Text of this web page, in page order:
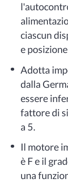
ciascun
e
Adotta
dalla
essere
fattore di
a 5.
Il motore
è F e il
una